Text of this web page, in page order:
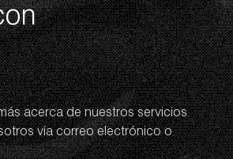
acerca de nuestros servicios
vía correo electrónico o